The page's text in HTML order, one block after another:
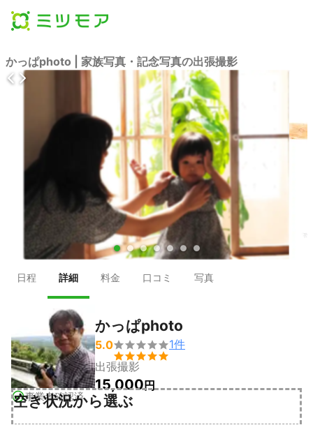
かっぱphoto | 家族写真・記念写真の出張撮影
● ● ● ● ● ● ●
日程 詳細 料金 口コミ 写真
事業者確認済
かっぱphoto
5.0

1件
出張撮影
15,000円
空き状況から選ぶ